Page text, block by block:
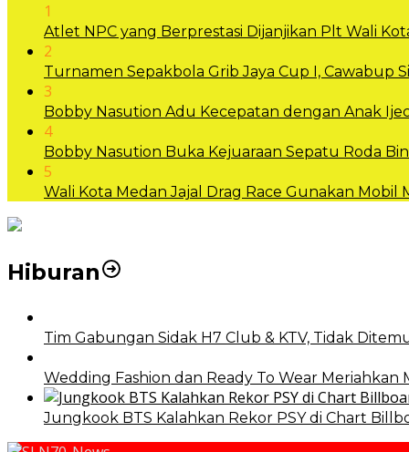
1
Atlet NPC yang Berprestasi Dijanjikan Plt Wali
2
Turnamen Sepakbola Grib Jaya Cup I,
3
Bobby Nasution Adu Kecepatan dengan Anak
4
Bobby Nasution Buka Kejuaraan Sepatu Roda
5
Wali Kota Medan Jajal Drag Race Gunakan Mobil
Hiburan
Tim Gabungan Sidak H7 Club & KTV, Tidak
Wedding Fashion dan Ready To Wear Meriahkan
Jungkook BTS Kalahkan Rekor PSY di Chart